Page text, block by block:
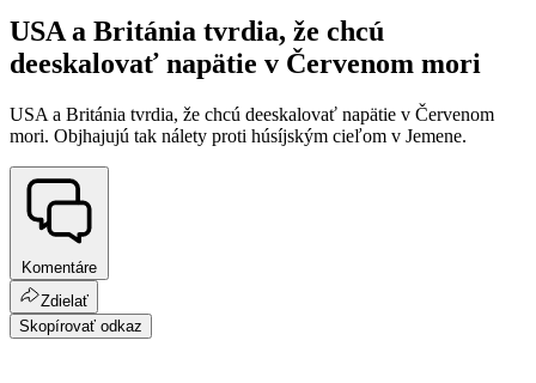
USA a Británia tvrdia, že chcú
deeskalovať napätie v Červenom mori
USA a Británia tvrdia, že chcú deeskalovať napätie v Červenom
mori. Objhajujú tak nálety proti húsíjským cieľom v Jemene.
Komentáre
Zdielať
Skopírovať odkaz